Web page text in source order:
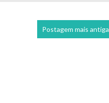
Postagem mais antiga